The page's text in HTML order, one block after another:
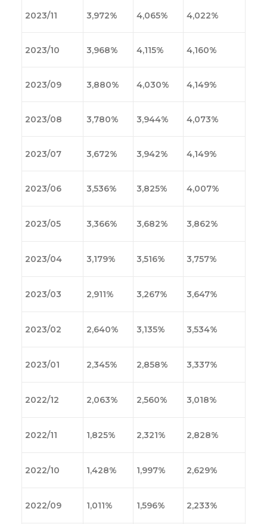
2023/11 3,972% 4,065% 4,022%
2023/10 3,968% 4,115% 4,160%
2023/09 3,880% 4,030% 4,149%
2023/08 3,780% 3,944% 4,073%
2023/07 3,672% 3,942% 4,149%
2023/06 3,536% 3,825% 4,007%
2023/05 3,366% 3,682% 3,862%
2023/04 3,179% 3,516% 3,757%
2023/03 2,911% 3,267% 3,647%
2023/02 2,640% 3,135% 3,534%
2023/01 2,345% 2,858% 3,337%
2022/12 2,063% 2,560% 3,018%
2022/11 1,825% 2,321% 2,828%
2022/10 1,428% 1,997% 2,629%
2022/09 1,011% 1,596% 2,233%